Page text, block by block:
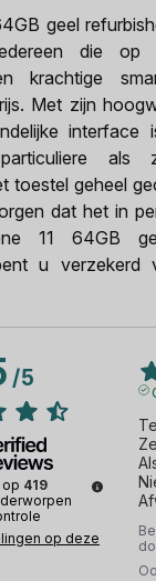
geel
die
krachtige
Met zijn
als
toestel geheel
dat het in
11 64GB
u verzekerd
/5
419
op deze